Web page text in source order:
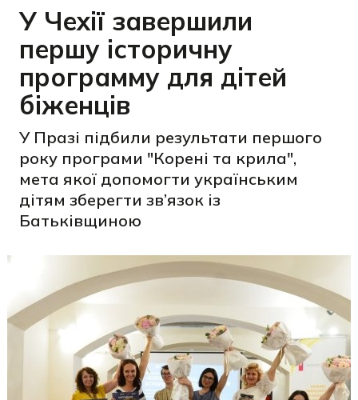
У Чехії завершили
першу історичну
программу для дітей
біженців
У Празі підбили результати першого
року програми "Корені та крила",
мета якої допомогти українським
дітям зберегти зв’язок із
Батьківщиною